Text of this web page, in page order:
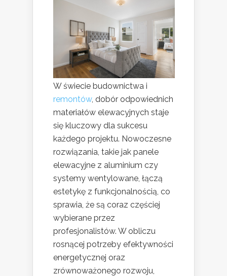
W świecie budownictwa i
remontów, dobór odpowiednich
materiałów elewacyjnych staje
się kluczowy dla sukcesu
każdego projektu. Nowoczesne
rozwiązania, takie jak panele
elewacyjne z aluminium czy
systemy wentylowane, łączą
estetykę z funkcjonalnością, co
sprawia, że są coraz częściej
wybierane przez
profesjonalistów. W obliczu
rosnącej potrzeby efektywności
energetycznej oraz
zrównoważonego rozwoju,